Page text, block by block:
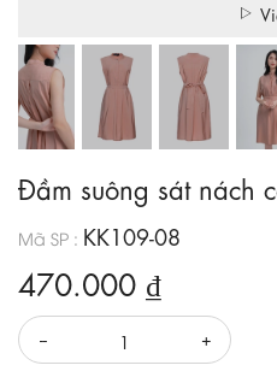
Đầm suông sát nách
Mã SP : KK109-08
470.000 ₫